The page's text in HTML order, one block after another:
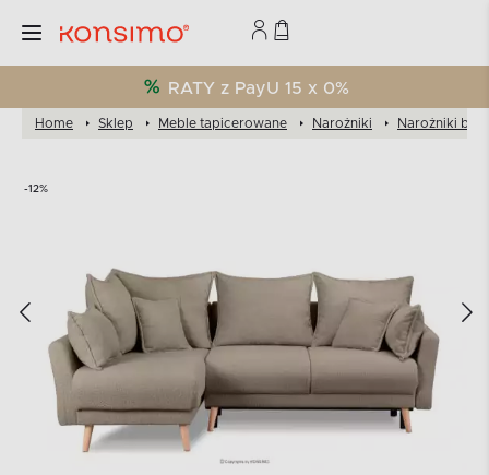
RATY z PayU 15 x 0%
Home Sklep Meble tapicerowane Narożniki Narożniki
-12%